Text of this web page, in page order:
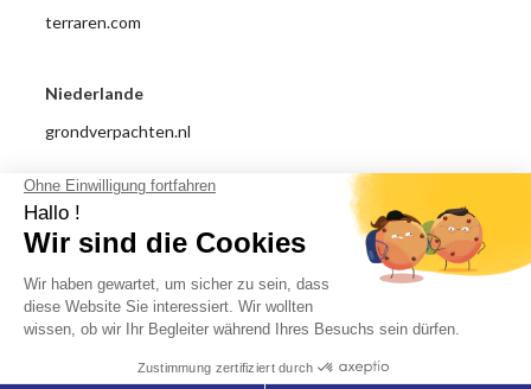
terraren.com
Niederlande
grondverpachten.nl
© 2018 - 2026 Dachverpachtung.com All right reserved.
Impressum
Datenschutzrichtlinie
Allgemeine Nutzungsbedingungen
Über uns